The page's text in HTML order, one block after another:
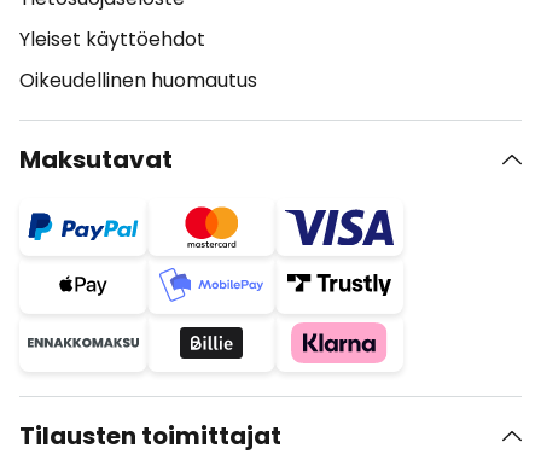
Yleiset käyttöehdot
Oikeudellinen huomautus
Maksutavat
Tilausten toimittajat